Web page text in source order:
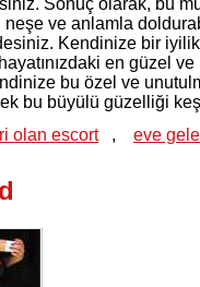
ve anlamla
Kendinize bir iyilik
en güzel
bu özel ve
bu büyülü güzelliği
olan escort
, eve